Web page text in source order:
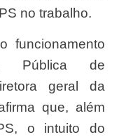
no trabalho.
Pública de
geral da
que, além
o intuito do